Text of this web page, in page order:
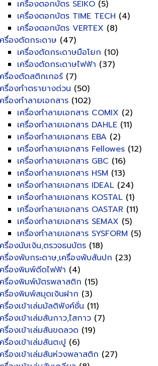
เครื่องตอกบัตร SEIKO (5)
เครื่องตอกบัตร TIME TECH (4)
เครื่องตอกบัตร VERTEX (8)
รื่องตัดกระดาษ (47)
เครื่องตัดกระดาษมือโยก (10)
เครื่องตัดกระดาษไฟฟ้า (37)
ครื่องตัดสติกเกอร์ (7)
ครื่องทำตรายางด่วน (50)
รื่องทำลายเอกสาร (102)
เครื่องทำลายเอกสาร COMIX (2)
เครื่องทำลายเอกสาร DAHLE (11)
เครื่องทำลายเอกสาร EBA (2)
เครื่องทำลายเอกสาร Fellowes (12)
เครื่องทำลายเอกสาร GBC (16)
เครื่องทำลายเอกสาร HSM (13)
เครื่องทำลายเอกสาร IDEAL (24)
เครื่องทำลายเอกสาร KOSTAL (1)
เครื่องทำลายเอกสาร OASTAR (11)
เครื่องทำลายเอกสาร SEMAX (5)
เครื่องทำลายเอกสาร SYSFORM (5)
ครื่องนับเงิน,ตรวจธนบัตร (18)
ครื่องพับกระดาษ,เครื่องพับสันปก (23)
ครื่องพิมพ์ดีดไฟฟ้า (4)
ครื่องพิมพ์บัตรพลาสติก (15)
ครื่องพิมพ์สมุดเงินฝาก (3)
รื่องเข้าเล่มมัลติฟังค์ชั่น (11)
รื่องเข้าเล่มสันกาว,ไสกาว (7)
รื่องเข้าเล่มสันขดลวด (19)
รื่องเข้าเล่มสันตะปู (6)
ครื่องเข้าเล่มสันห่วงพลาสติก (27)